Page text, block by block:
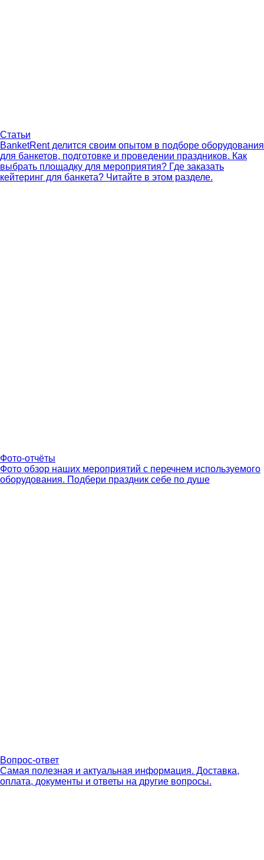
Статьи
BanketRent делится своим опытом в подборе оборудования
для банкетов, подготовке и проведении праздников. Как
выбрать площадку для мероприятия? Где заказать
кейтеринг для банкета? Читайте в этом разделе.
Фото-отчёты
Фото обзор наших мероприятий с перечнем используемого
оборудования. Подбери праздник себе по душе
Вопрос-ответ
Самая полезная и актуальная информация. Доставка,
оплата, документы и ответы на другие вопросы.